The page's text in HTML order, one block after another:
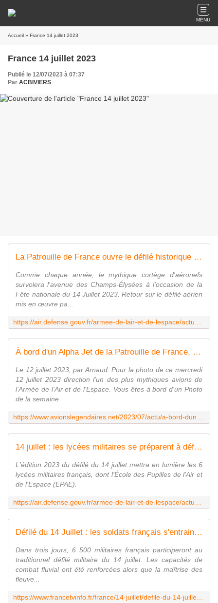
MENU
Accueil » France 14 juillet 2023
France 14 juillet 2023
Publié le 12/07/2023 à 07:37
Par ACBIVIERS
La Patrouille de France ouvre le défilé historique du 14 Juillet
Comme chaque année, le mythique cortège d'aéronefs
survolera l'avenue des Champs-Élysées à l'occasion de la
Fête nationale du 14 Juillet 2023. Retour sur le défilé aérien
mis en œuvre pa...
À bord d'un Alpha Jet de la Patrouille de France, comme si vous y étiez. - avionslegendaires.net
Le 12 juillet 2023, par Arnaud. Pour la photo de ce mercredi
12 juillet 2023 direction l'un des plus mythiques avions de
l'Armée de l'Air et de l'Espace. Vous êtes à bord d'un Photo
de la semaine
14 juillet : les lycées militaires se préparent à défiler pour la première fois
L'édition 2023 du défilé du 14 juillet mettra en lumière les 6
lycées militaires français, dont l'École des Pupilles de l'Air et
de l'Espace (EPAE).
Défilé du 14 Juillet : les soldats français s'entrainent de nouveau pour partir à l'assaut des fleuves
Dans trois jours, 6 500 militaires français participeront au
traditionnel défilé militaire du 14 juillet. Les capacités de
combat fluvial ont été renforcées alors que la maîtrise des
fleuve...